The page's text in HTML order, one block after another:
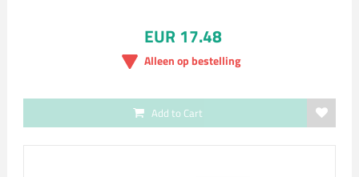
EUR 17.48
Alleen op bestelling
Add to Cart